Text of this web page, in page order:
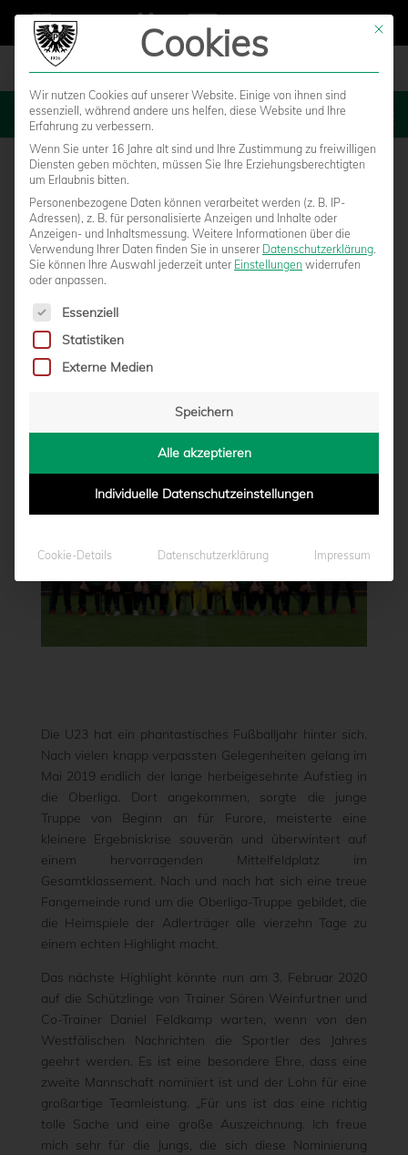
MENU
U23 ALS MANNSCHAFT DES JAHRES
vonMarcel Weskamp|18.12.2019 - 17:52
Die U23 hat ein phantastisches Fußballjahr hinter sich.
Nach vielen knapp verpassten Gelegenheiten gelang im
Mai 2019 endlich der lange herbeigesehnte Aufstieg in
die Oberliga. Dort angekommen, sorgte die junge
Truppe von Beginn an für Furore, meisterte eine
kleinere Ergebniskrise souverän und überwintert auf
einem hervorragenden Mittelfeldplatz im
Gesamtklassement. Nach und nach hat sich eine treue
Fangemeinde rund um die Oberliga-Truppe gebildet, die
die Heimspiele der Adlerträger alle vierzehn Tage zu
einem echten Highlight macht.
Das nächste Highlight könnte nun am 3. Februar 2020
auf die Schützlinge von Trainer Sören Weinfurtner und
Co-Trainer Daniel Feldkamp warten, wenn von den
Westfälischen Nachrichten die Sportler des Jahres
geehrt werden. Es ist eine besondere Ehre, dass eine
zweite Mannschaft nominiert ist und der Lohn für eine
großartige Teamleistung. „Für uns ist das eine richtig
tolle Sache und eine große Auszeichnung. Ich freue
mich sehr für die Jungs, die sich diese Nominierung
Mit
Cookies
Wir nutzen Cookies auf unserer Website. Einige von ihnen sind
essenziell, während andere uns helfen, diese Website und Ihre
Erfahrung zu verbessern.
Wenn Sie unter 16 Jahre alt sind und Ihre Zustimmung zu freiwilligen
Diensten geben möchten, müssen Sie Ihre Erziehungsberechtigten
um Erlaubnis bitten.
Personenbezogene Daten können verarbeitet werden (z. B. IP-
Adressen), z. B. für personalisierte Anzeigen und Inhalte oder
Anzeigen- und Inhaltsmessung. Weitere Informationen über die
Verwendung Ihrer Daten finden Sie in unserer Datenschutzerklärung.
Sie können Ihre Auswahl jederzeit unter Einstellungen widerrufen
oder anpassen.
Es folgt eine Liste der Service-Gruppen, für die eine
Essenziell
Statistiken
Externe Medien
Speichern
Alle akzeptieren
Individuelle Datenschutzeinstellungen
Cookie-Details Datenschutzerklärung Impressum